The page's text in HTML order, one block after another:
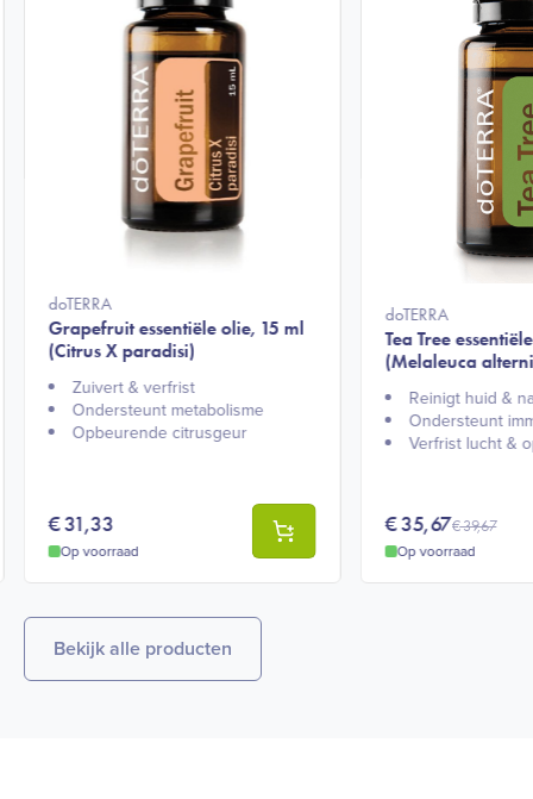
doTERRA
Grapefruit essentiële olie, 15 ml
(Citrus X paradisi)
Zuivert & verfrist​
Ondersteunt metabolisme​
Opbeurende citrusgeur​
€31,33
Op voorraad
doTERRA
Tea Tree
(Melaleuca
Reinigt huid &
Ondersteunt
Verfrist lucht &
€35,67€39,67
Op voorraad
Bekijk alle producten